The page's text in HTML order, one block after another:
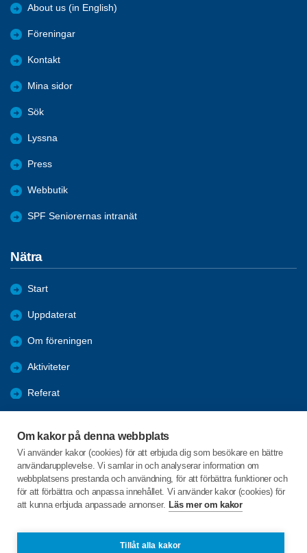
Om kakor på denna webbplats
Vi använder kakor (cookies) för att erbjuda dig som besökare en bättre
användarupplevelse. Vi samlar in och analyserar information om
webbplatsens prestanda och användning, för att förbättra funktioner och
för att förbättra och anpassa innehållet. Vi använder kakor (cookies) för
att kunna erbjuda anpassade annonser. Läs mer om kakor
Tillåt alla kakor
About us (in English)
Föreningar
Kontakt
Mina sidor
Sök
Lyssna
Press
Webbutik
SPF Seniorernas intranät
Nätra
Start
Uppdaterat
Om föreningen
Aktiviteter
Referat
Bli medlem
Förmåner
C/o:Hans Ullberg